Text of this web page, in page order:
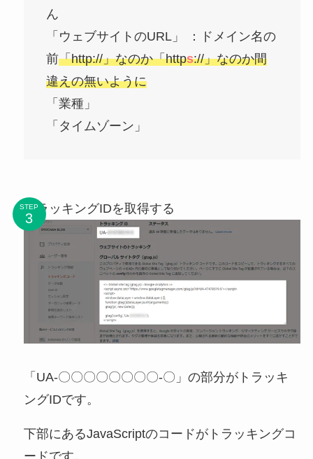
ん
「ウェブサイトのURL」 ：ドメイン名の
前「http://」なのか「https://」なのか間
違えの無いように
「業種」
「タイムゾーン」
STEP
トラッキングIDを取得する
「UA-〇〇〇〇〇〇〇〇-〇」の部分がトラッキ
ングIDです。
下部にあるJavaScriptのコードがトラッキングコ